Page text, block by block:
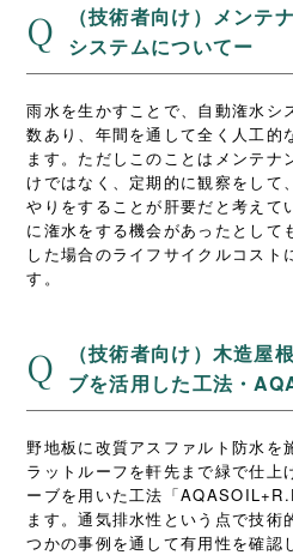
Q
（技術者向け）メンテ
システムについてー
雨水を生かすことで、自動潅水シ
数あり、年間を通して全く人工的
ます。ただしこのことはメンテナ
けではなく、定期的に観察をして
やりをすることが肝要だと考えて
に潅水をする機会があったとして
した場合のライフサイクルコスト
す。
Q
（技術者向け）木造屋
ブを活用した工法・
野地板に改質アスファルト防水を
ラットルーフを軒先まで緑で仕上
ーブを用いた工法「
ます。通気排水性という点で技術
つかの事例を通して有用性を確認